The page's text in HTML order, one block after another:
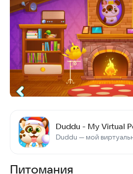
Duddu - My Virtual
Питомания